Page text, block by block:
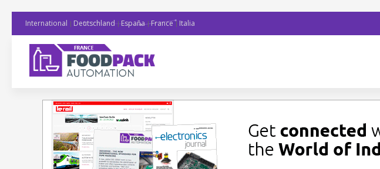
International Deutschland España France Italia